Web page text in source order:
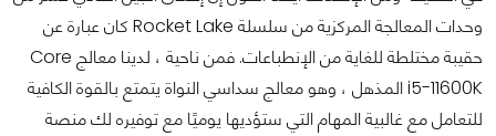
وحدات المعالجة المركزية من سلسلة Rocket Lake كان عبارة عن
حقيبة مختلطة للغاية من الإنطباعات. فمن ناحية ، لدينا معالج Core
i5-11600K المذهل ، وهو معالج سداسي النواة يتمتع بالقوة الكافية
للتعامل مع غالبية المهام التي ستؤديها يوميًا مع توفيره لك منصة